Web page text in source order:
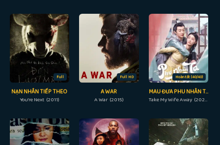
Full
NẠN NHÂN TIẾP THEO
You're Next (2011)
Full HD
A WAR
A War (2015)
Hoàn tất (40/40)
MAU ĐƯA PHU NHÂN TA ĐI GIÙM
Take My Wife Away (2023)